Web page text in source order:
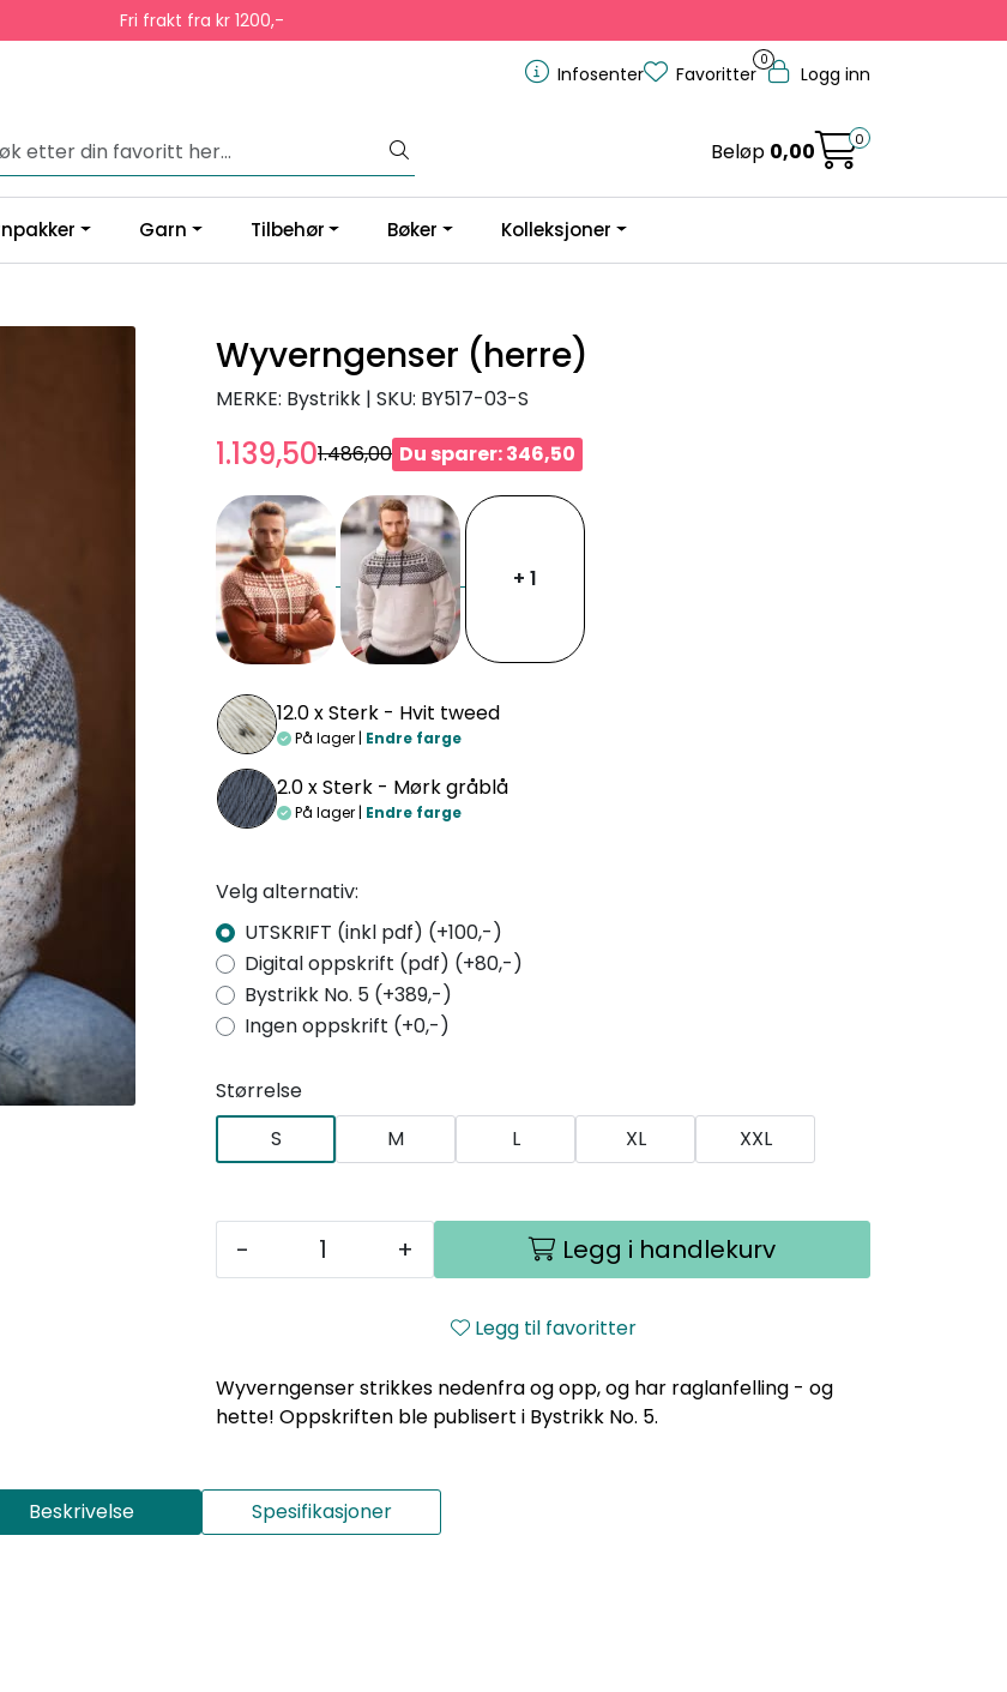
Fri frakt fra kr 1200,-
Infosenter
0
Favoritter Logg inn
Beløp 0,00 0
Garn Tilbehør Bøker Kolleksjoner
Wyverngenser (herre)
MERKE: Bystrikk | SKU: BY517-03-S
1.139,501.486,00 Du sparer: 346,50
+ 1
12.0 xSterk - Hvit tweed
På lager | Endre farge
2.0 xSterk - Mørk gråblå
På lager | Endre farge
Velg alternativ:
UTSKRIFT (inkl pdf) (+100,-)
Digital oppskrift (pdf) (+80,-)
Bystrikk No. 5 (+389,-)
Ingen oppskrift (+0,-)
Størrelse
S
M L XL XXL
- + Legg i handlekurv
Legg til favoritter
Wyverngenser strikkes nedenfra og opp, og har raglanfelling - og
hette! Oppskriften ble publisert i Bystrikk No. 5.
Beskrivelse Spesifikasjoner